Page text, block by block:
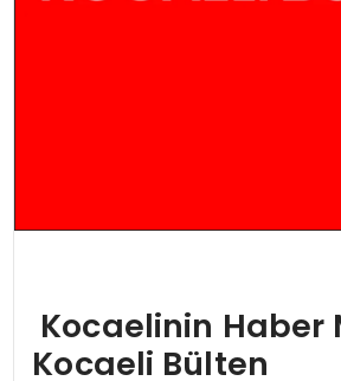
Kocaelinin Haber
Kocaeli Bülten